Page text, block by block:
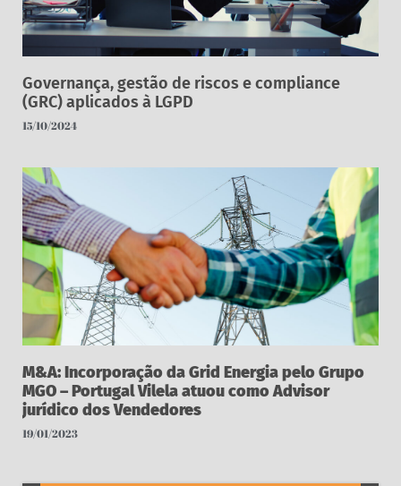
Governança, gestão de riscos e compliance
(GRC) aplicados à LGPD
15/10/2024
M&A: Incorporação da Grid Energia pelo Grupo
MGO – Portugal Vilela atuou como Advisor
jurídico dos Vendedores
19/01/2023